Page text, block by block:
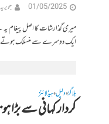
01/05/2025
میری گذارشات کا اصل پیغام یہ
ایک دوسرے سے منسلک ہوتے
بلاگز•دلیل•ہیڈلائنز
کردار کہانی سے بڑا